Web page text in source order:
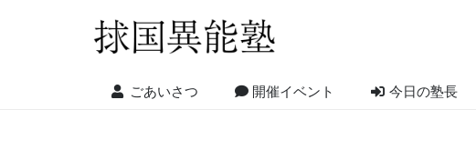
ごあいさつ 開催イベント 今日の塾長